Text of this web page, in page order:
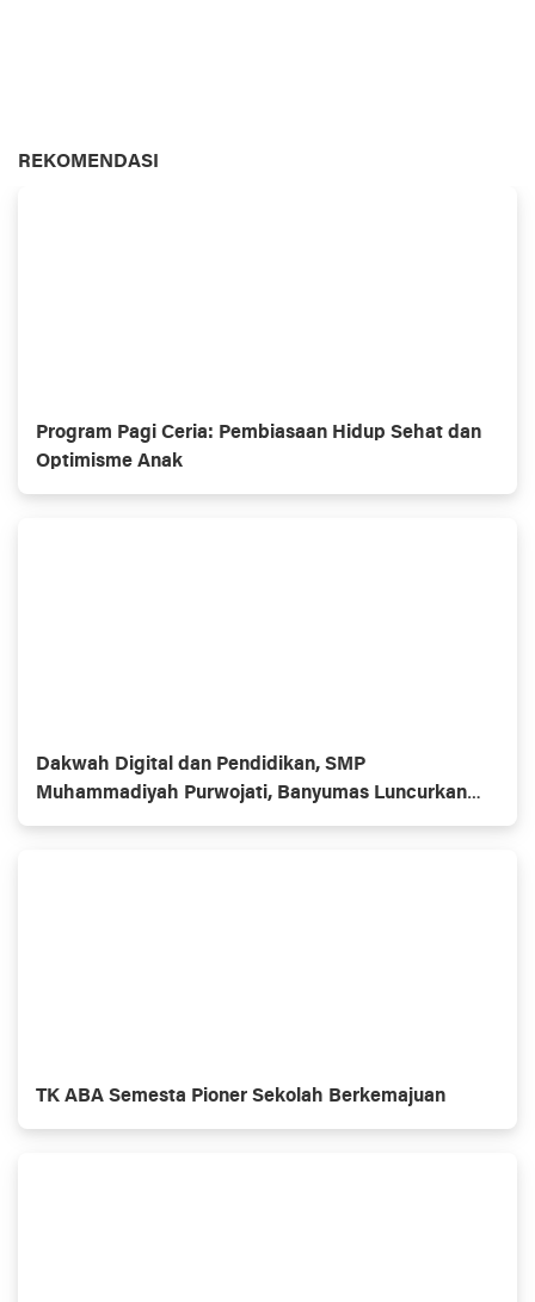
REKOMENDASI
Program Pagi Ceria: Pembiasaan Hidup Sehat dan
Optimisme Anak
Dakwah Digital dan Pendidikan, SMP
Muhammadiyah Purwojati, Banyumas Luncurkan
Website
TK ABA Semesta Pioner Sekolah Berkemajuan